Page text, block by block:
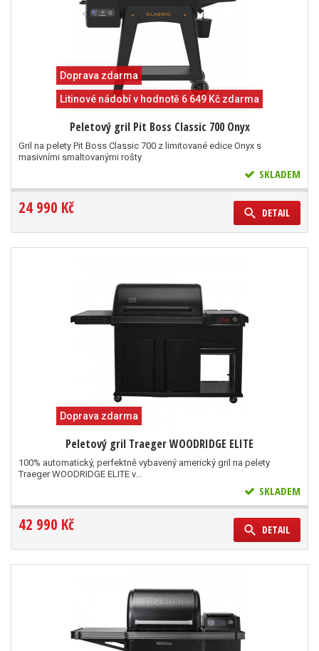
Doprava zdarma
Litinové nádobí v hodnotě 6 649 Kč zdarma
Peletový gril Pit Boss Classic 700 Onyx
Gril na pelety Pit Boss Classic 700 z limitované edice Onyx s
masivními smaltovanými rošty
SKLADEM
24 990 Kč DETAIL
Doprava zdarma
Peletový gril Traeger WOODRIDGE ELITE
100% automatický, perfektně vybavený americký gril na pelety
Traeger WOODRIDGE ELITE v...
SKLADEM
42 990 Kč DETAIL